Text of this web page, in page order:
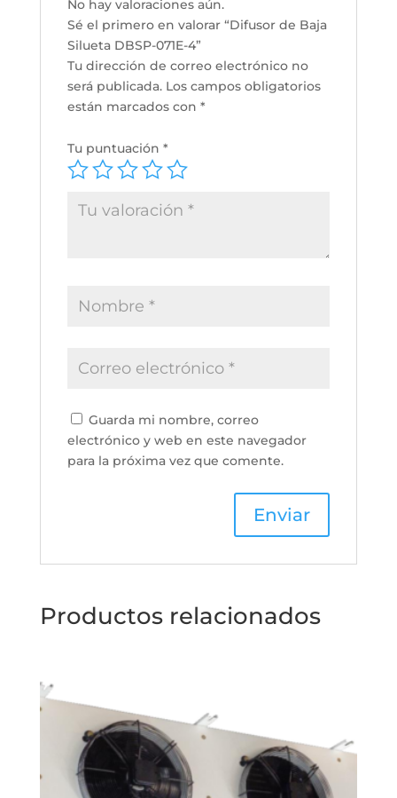
No hay valoraciones aún.
Sé el primero en valorar “Difusor de Baja
Silueta DBSP-071E-4”
Tu dirección de correo electrónico no
será publicada. Los campos obligatorios
están marcados con *
Tu puntuación *
Guarda mi nombre, correo
electrónico y web en este navegador
para la próxima vez que comente.
Productos relacionados